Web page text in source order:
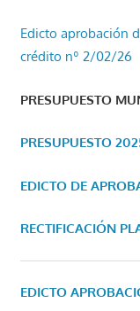
Edicto aprobación
crédito nº 2/02/26
PRESUPUESTO
PRESUPUESTO
EDICTO DE
RECTIFICACIÓN
EDICTO